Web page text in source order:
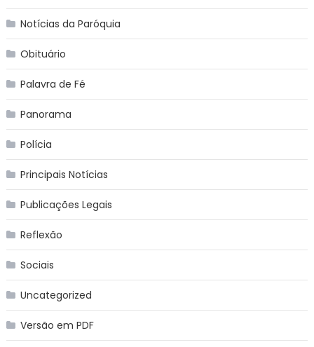
Notícias da Paróquia
Obituário
Palavra de Fé
Panorama
Polícia
Principais Notícias
Publicações Legais
Reflexão
Sociais
Uncategorized
Versão em PDF